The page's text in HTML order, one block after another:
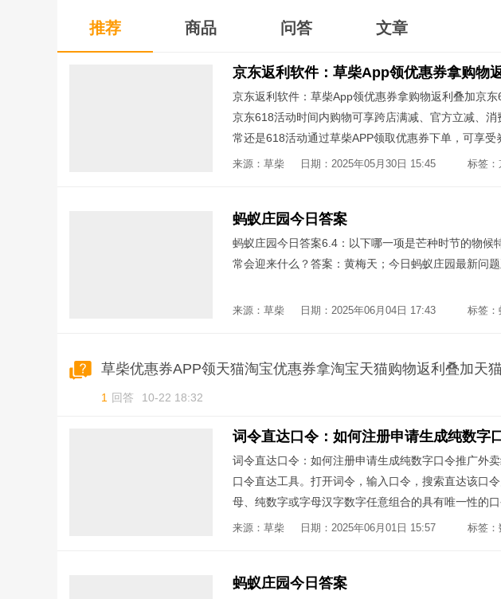
推荐 商品 问答 文章
京东返利软件：草柴App领优惠券拿购物返利叠加京
京东618活动时间内购物可享跨店满减、官方立减、
常还是618活动通过草柴APP领取优惠券下单，可享
收货后再到草柴App提取返利，让购物更省钱。手机
提取返利购物更省钱
来源：草柴 日期：2025年05月30日 15:45 标签：
蚂蚁庄园今日答案
蚂蚁庄园今日答案6.4：以下哪一项是芒种时节的物候
常会迎来什么？答案：黄梅天；今日蚂蚁庄园最新问
来源：草柴 日期：2025年06月04日 17:43 标签：
1 回答 10-22 18:32
词令直达口令：如何注册申请生成纯数字口令推广外
口令直达工具。打开词令，输入口令，搜索直达该口
母、纯数字或字母汉字数字任意组合的具有唯一性的
标，一个目标可以被多个口令同时管理。
来源：草柴 日期：2025年06月01日 15:57 标签：
蚂蚁庄园今日答案